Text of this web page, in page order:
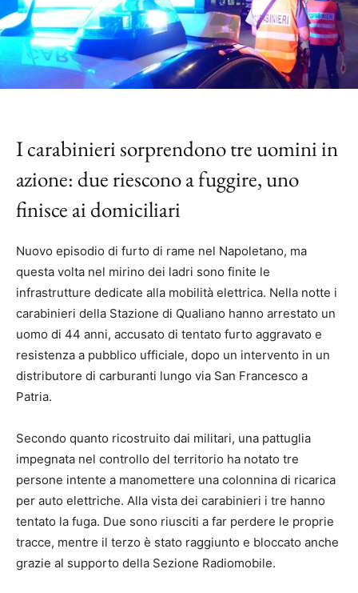
I carabinieri sorprendono tre uomini in
azione: due riescono a fuggire, uno
finisce ai domiciliari
Nuovo episodio di furto di rame nel Napoletano, ma
questa volta nel mirino dei ladri sono finite le
infrastrutture dedicate alla mobilità elettrica. Nella notte i
carabinieri della Stazione di Qualiano hanno arrestato un
uomo di 44 anni, accusato di tentato furto aggravato e
resistenza a pubblico ufficiale, dopo un intervento in un
distributore di carburanti lungo via San Francesco a
Patria.
Secondo quanto ricostruito dai militari, una pattuglia
impegnata nel controllo del territorio ha notato tre
persone intente a manomettere una colonnina di ricarica
per auto elettriche. Alla vista dei carabinieri i tre hanno
tentato la fuga. Due sono riusciti a far perdere le proprie
tracce, mentre il terzo è stato raggiunto e bloccato anche
grazie al supporto della Sezione Radiomobile.